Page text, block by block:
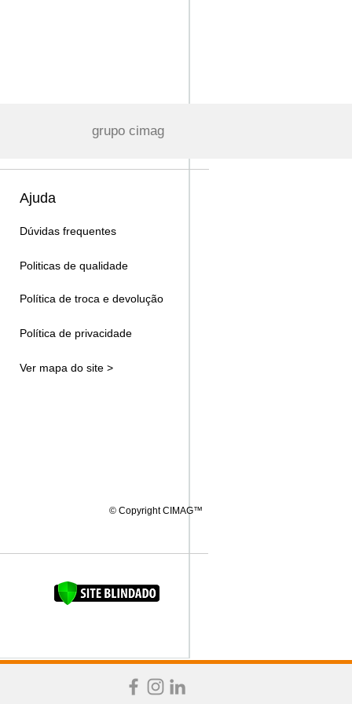
grupo cimag
Ajuda
Dúvidas frequentes
Politicas de qualidade
Política de troca e devolução
Política de privacidade
Ver mapa do site >
© Copyright CIMAG™